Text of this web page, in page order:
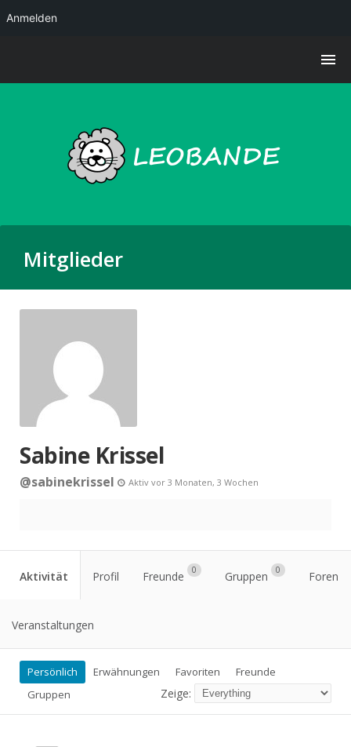
Mitglieder
Sabine Krissel
@sabinekrissel Aktiv vor 3 Monaten, 3 Wochen
Aktivität Profil Freunde 0 Gruppen 0 Foren
Veranstaltungen
Persönlich Erwähnungen Favoriten
Freunde
Gruppen
Zeige:
Anmelden